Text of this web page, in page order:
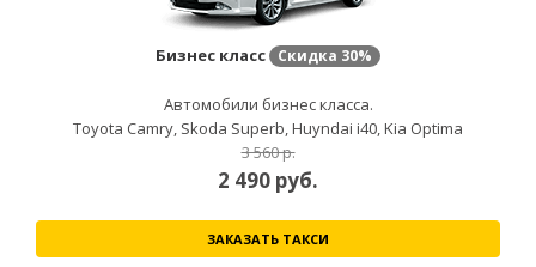
Бизнес класс Скидка 30%
Автомобили бизнес класса.
Toyota Camry, Skoda Superb, Huyndai i40, Kia Optima
3 560 р.
2 490 руб.
ЗАКАЗАТЬ ТАКСИ